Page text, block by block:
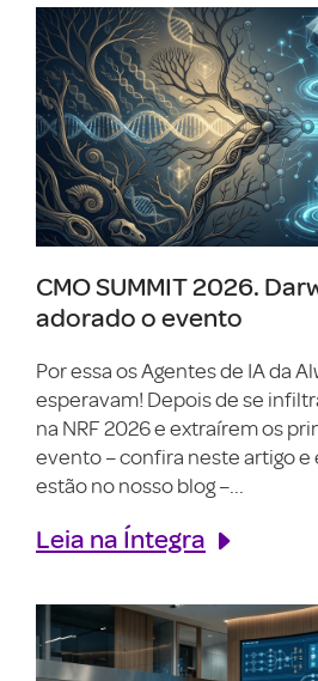
CMO SUMMIT 2026.
adorado o evento
Por essa os Agentes de IA da
esperavam! Depois de se
na NRF 2026 e extraírem os
evento – confira neste artigo e
estão no nosso blog –...
Leia na Íntegra